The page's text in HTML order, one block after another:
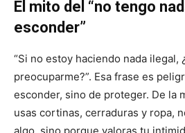
El mito del “no tengo
esconder”
“Si no estoy haciendo nada ilegal,
preocuparme?”. Esa frase es
esconder, sino de proteger. De la
usas cortinas, cerraduras y ropa,